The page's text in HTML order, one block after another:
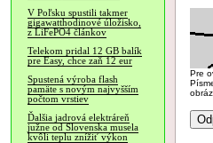
V Poľsku spustili takmer
gigawatthodinové úložisko,
z LiFePO4 článkov
Telekom pridal 12 GB balík
pre Easy, chce zaň 12 eur
Spustená výroba flash
pamäte s novým najvyšším
počtom vrstiev
Ďalšia jadrová elektráreň
južne od Slovenska musela
kvôli teplu znížiť výkon
Pre